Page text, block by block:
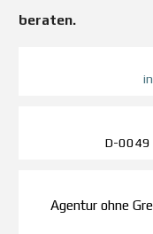
beraten.
D-0049
Agentur ohne